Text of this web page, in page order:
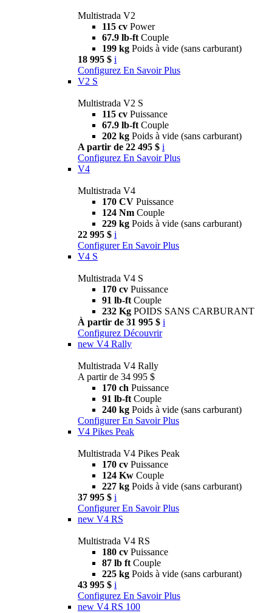
Multistrada V2
115 cv Power
67.9 lb-ft Couple
199 kg Poids à vide (sans carburant)
18 995 $ i
Configurez En Savoir Plus
V2 S
Multistrada V2 S
115 cv Puissance
67.9 lb-ft Couple
202 kg Poids à vide (sans carburant)
A partir de 22 495 $ i
Configurez En Savoir Plus
V4
Multistrada V4
170 CV Puissance
124 Nm Couple
229 kg Poids à vide (sans carburant)
22 995 $ i
Configurer En Savoir Plus
V4 S
Multistrada V4 S
170 cv Puissance
91 lb-ft Couple
232 Kg POIDS SANS CARBURANT
À partir de 31 995 $ i
Configurez Découvrir
new V4 Rally
Multistrada V4 Rally
A partir de 34 995 $
170 ch Puissance
91 lb-ft Couple
240 kg Poids à vide (sans carburant)
Configurer En Savoir Plus
V4 Pikes Peak
Multistrada V4 Pikes Peak
170 cv Puissance
124 Kw Couple
227 kg Poids à vide (sans carburant)
37 995 $ i
Configurer En Savoir Plus
new V4 RS
Multistrada V4 RS
180 cv Puissance
87 lb ft Couple
225 kg Poids à vide (sans carburant)
43 995 $ i
Configurez En Savoir Plus
new V4 RS 100